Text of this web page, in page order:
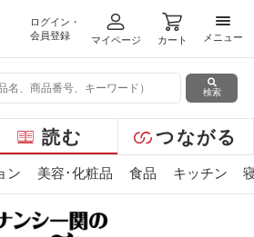
ログイン・
会員登録
マイページ カート
メニ
メニュー
検索
読む つながる
ン 美容･化粧品 食品 キッチン